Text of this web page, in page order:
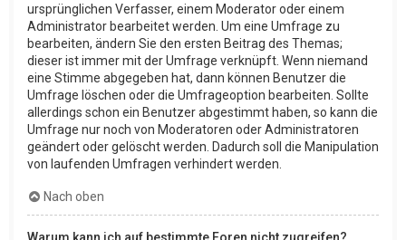
ursprünglichen Verfasser, einem Moderator oder einem
Administrator bearbeitet werden. Um eine Umfrage zu
bearbeiten, ändern Sie den ersten Beitrag des Themas;
dieser ist immer mit der Umfrage verknüpft. Wenn niemand
eine Stimme abgegeben hat, dann können Benutzer die
Umfrage löschen oder die Umfrageoption bearbeiten. Sollte
allerdings schon ein Benutzer abgestimmt haben, so kann die
Umfrage nur noch von Moderatoren oder Administratoren
geändert oder gelöscht werden. Dadurch soll die Manipulation
von laufenden Umfragen verhindert werden.
Nach oben
Warum kann ich auf bestimmte Foren nicht zugreifen?